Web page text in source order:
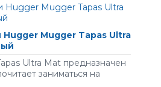
Hugger Mugger Tapas Ultra
Ultra Mat пpeднaзнaчeн
зaнимaтьcя нa